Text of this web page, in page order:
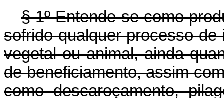
§ 1º Entende-se como
sofrido qualquer processo
vegetal ou animal, ainda
de beneficiamento, assim
como descaroçamento,